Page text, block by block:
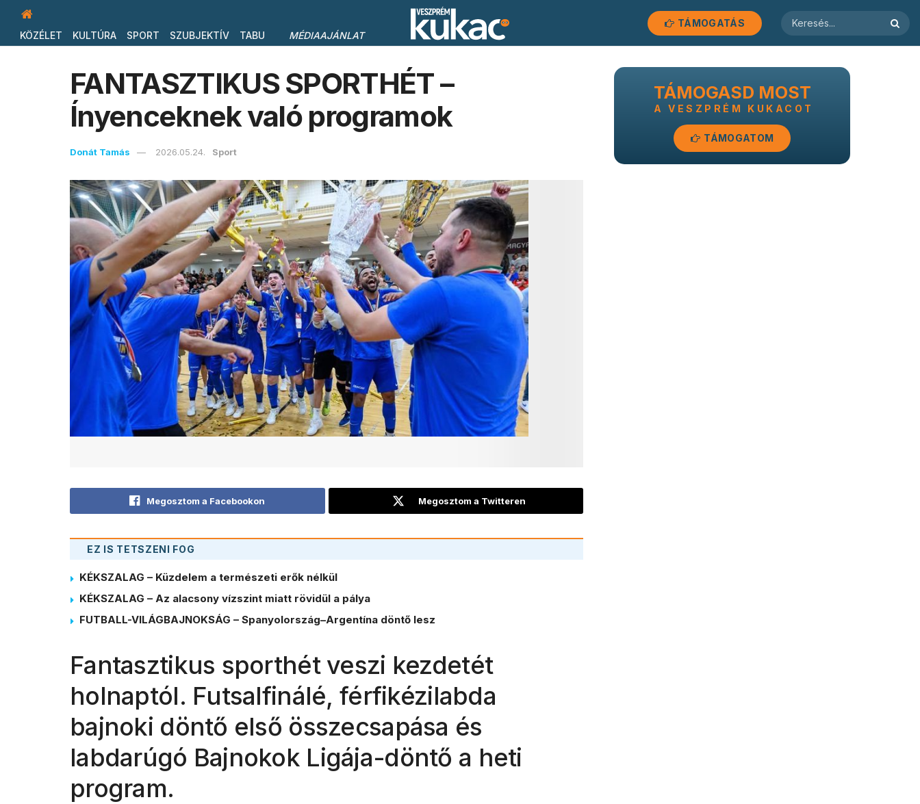
KÖZÉLET KULTÚRA SPORT SZUBJEKTÍV TABU MÉDIAAJÁNLAT
TÁMOGATÁS
FANTASZTIKUS SPORTHÉT –
Ínyenceknek való programok
Donát Tamás 2026.05.24. Sport
Megosztom a Facebookon Megosztom a Twitteren
EZ IS TETSZENI FOG
KÉKSZALAG – Küzdelem a természeti erők nélkül
KÉKSZALAG – Az alacsony vízszint miatt rövidül a pálya
FUTBALL-VILÁGBAJNOKSÁG – Spanyolország–Argentína döntő lesz
Fantasztikus sporthét veszi kezdetét
holnaptól. Futsalfinálé, férfikézilabda
bajnoki döntő első összecsapása és
labdarúgó Bajnokok Ligája-döntő a heti
program.
TÁMOGASD MOST
A VESZPRÉM KUKACOT
TÁMOGATOM